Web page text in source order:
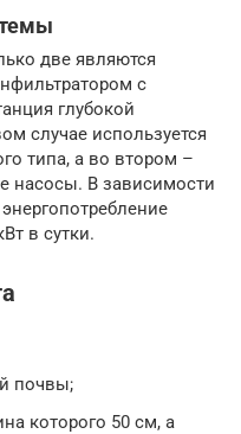
две являются
с
глубокой
случае используется
типа, а во втором –
насосы. В зависимости
в сутки.
почвы;
которого 50 см, а